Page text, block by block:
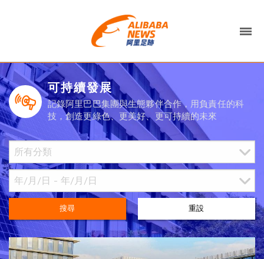
可持續發展
記錄阿里巴巴集團與生態夥伴合作，用負責任的科
技，創造更綠色、更美好、更可持續的未來
搜尋 重設